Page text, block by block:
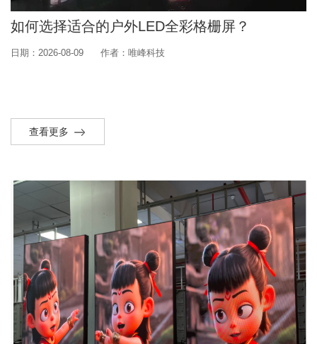
如何选择适合的户外LED全彩格栅屏？
日期：2026-08-09 作者：唯峰科技
查看更多